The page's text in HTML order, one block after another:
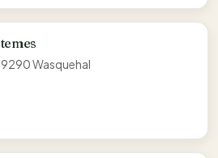
Wasquehal